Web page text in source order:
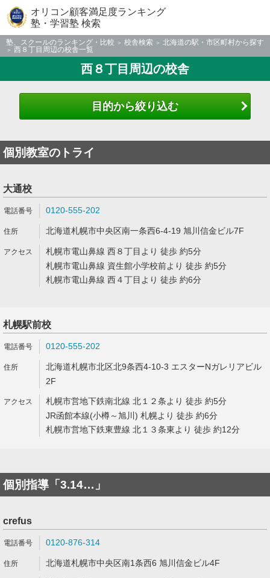
オリコン顧客満足度ランキング
塾・学習塾 検索
塾、スクールのランキング・比較 校舎検索
北海道の駅・市区町村から探す
西８丁目周辺の校舎一覧
西８丁目周辺の校舎
目的から絞り込む
個別教室のトライ
大通校
0120-555-202
北海道札幌市中央区南一条西6-4-19 旭川信金ビル7F
札幌市電山鼻線 西８丁目より 徒歩 約5分
札幌市電山鼻線 資生館小学校前より 徒歩 約5分
札幌市電山鼻線 西４丁目より 徒歩 約6分
札幌駅前校
0120-555-202
北海道札幌市北区北9条西4-10-3 エスターNガレリアビル
2F
札幌市営地下鉄南北線 北１２条より 徒歩 約5分
JR函館本線(小樽～旭川) 札幌より 徒歩 約6分
札幌市営地下鉄東豊線 北１３条東より 徒歩 約12分
個別指導「3.14…」
crefus
0120-876-314
北海道札幌市中央区南1条西6 旭川信金ビル4F